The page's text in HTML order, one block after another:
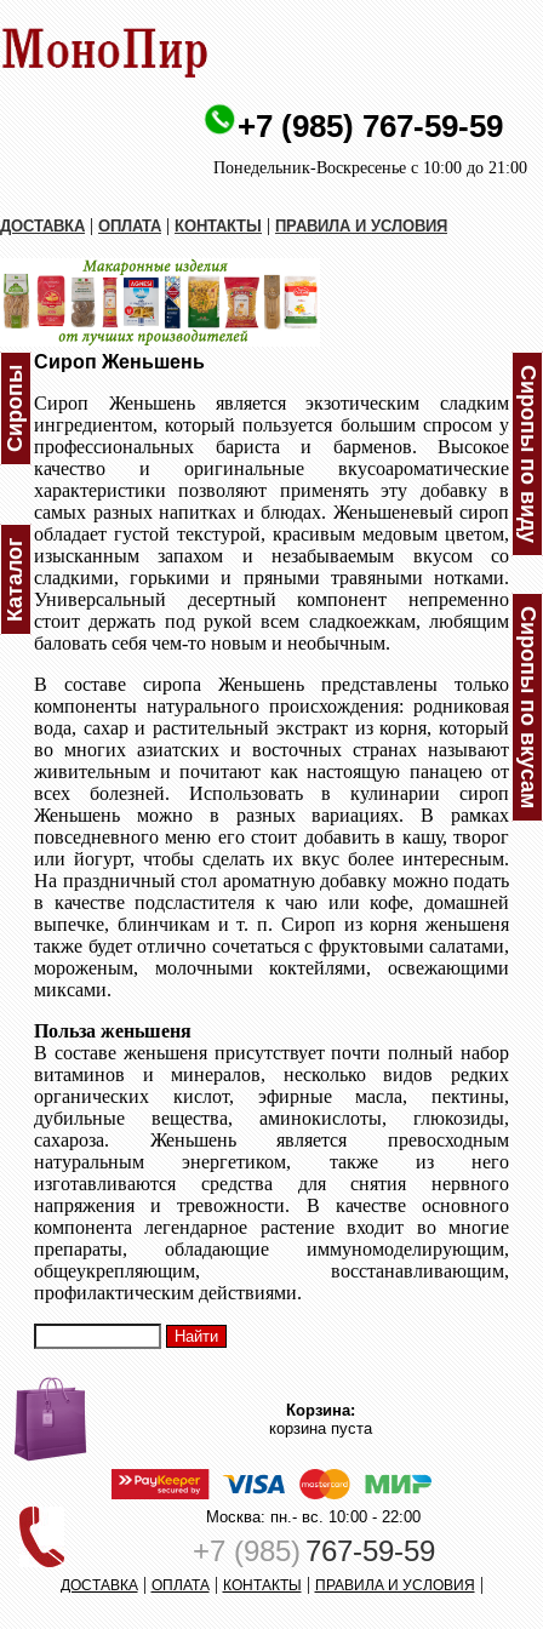
+7 (985) 767-59-59
Понедельник-Воскресенье с 10:00 до 21:00
ДОСТАВКА | ОПЛАТА | КОНТАКТЫ | ПРАВИЛА И УСЛОВИЯ
Сиропы
Каталог
Сироп Женьшень
Сироп Женьшень является экзотическим сладким
ингредиентом, который пользуется большим спросом у
профессиональных бариста и барменов. Высокое
качество и оригинальные вкусоароматические
характеристики позволяют применять эту добавку в
самых разных напитках и блюдах. Женьшеневый сироп
обладает густой текстурой, красивым медовым цветом,
изысканным запахом и незабываемым вкусом со
сладкими, горькими и пряными травяными нотками.
Универсальный десертный компонент непременно
стоит держать под рукой всем сладкоежкам, любящим
баловать себя чем-то новым и необычным.
В составе сиропа Женьшень представлены только
компоненты натурального происхождения: родниковая
вода, сахар и растительный экстракт из корня, который
во многих азиатских и восточных странах называют
живительным и почитают как настоящую панацею от
всех болезней. Использовать в кулинарии сироп
Женьшень можно в разных вариациях. В рамках
повседневного меню его стоит добавить в кашу, творог
или йогурт, чтобы сделать их вкус более интересным.
На праздничный стол ароматную добавку можно подать
в качестве подсластителя к чаю или кофе, домашней
выпечке, блинчикам и т. п. Сироп из корня женьшеня
также будет отлично сочетаться с фруктовыми салатами,
мороженым, молочными коктейлями, освежающими
миксами.
Польза женьшеня
В составе женьшеня присутствует почти полный набор
витаминов и минералов, несколько видов редких
органических кислот, эфирные масла, пектины,
дубильные вещества, аминокислоты, глюкозиды,
сахароза. Женьшень является превосходным
натуральным энергетиком, также из него
изготавливаются средства для снятия нервного
напряжения и тревожности. В качестве основного
компонента легендарное растение входит во многие
препараты, обладающие иммуномоделирующим,
общеукрепляющим, восстанавливающим,
профилактическим действиями.
Сиропы по виду
Сиропы по вкусам
Корзина:
корзина пуста
Москва: пн.- вс. 10:00 - 22:00
+7 (985) 767-59-59
ДОСТАВКА| ОПЛАТА| КОНТАКТЫ | ПРАВИЛА И УСЛОВИЯ |